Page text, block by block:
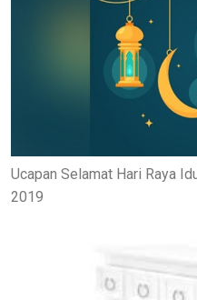
Ucapan Selamat Hari Raya
2019